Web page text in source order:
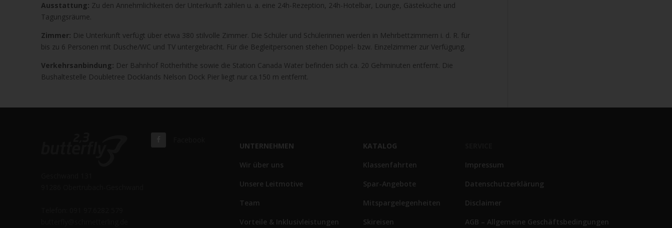
Ausstattung: Zu den Annehmlichkeiten der Unterkunft zählen u. a. eine 24h-Rezeption, 24h-Hotelbar, Lounge, Gästeküche und
Tagungsräume.
Zimmer: Die Unterkunft verfügt über etwa 380 stilvolle Zimmer. Die Schüler und Schülerinnen werden in Mehrbettzimmern i. d. R. für
bis zu 6 Personen mit Dusche/WC und TV untergebracht. Für die Begleitpersonen stehen Doppel- bzw. Einzelzimmer zur Verfügung.
Verkehrsanbindung: Der Bahnhof Rotherhithe sowie die Station Canada Water befinden sich ca. 20 Gehminuten entfernt. Die
Bushaltestelle Doubletree Docklands Nelson Dock Pier liegt nur ca.150 m entfernt.
UNTERNEHMEN
Wir über uns
Unsere Leitmotive
Team
Vorteile & Inklusivleistungen
KATALOG
Klassenfahrten
Spar-Angebote
Mitspargelegenheiten
Skireisen
Impressum
Datenschutzerklärung
Disclaimer
AGB – Allgemeine Geschäftsbedingungen